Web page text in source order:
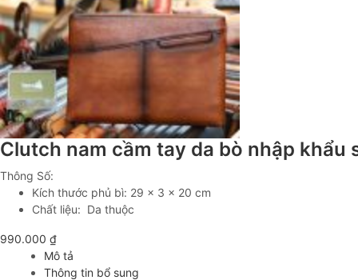
Clutch nam cầm tay da bò nhập khẩu
Thông Số:
Kích thước phủ bì: 29 x 3 x 20 cm
Chất liệu: Da thuộc
990.000 ₫
Mô tả
Thông tin bổ sung